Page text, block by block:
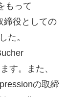
もって
締役としての
た。
す。また、
の取締